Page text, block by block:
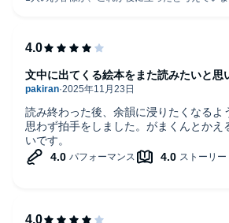
読み終わった後、余韻に浸りたくなるよ
思わず拍手をしました。がまくんとかえ
いです。
文中に出てくる絵本をまた読みたいと思